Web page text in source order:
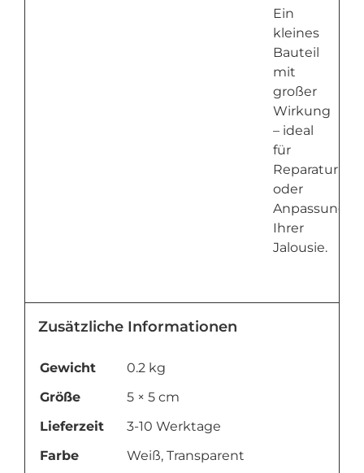
Ein
kleines
Bauteil
mit
großer
Wirkung
– ideal
für
Reparatur
oder
Anpassung
Ihrer
Jalousie.
Zusätzliche Informationen
Gewicht
0.2 kg
Größe
5 × 5 cm
Lieferzeit
3-10 Werktage
Farbe
Weiß, Transparent